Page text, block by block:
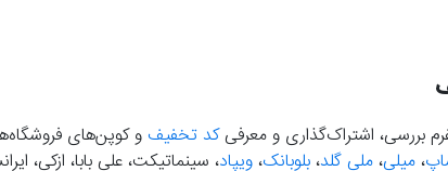
بررسی، اشتراک‌گذاری و معرفیکد تخفیفو کوپن‌های
، میلی، ملی گلد، بلوبانک، ویپاد، سینماتیکت، علی بابا، ازکی،